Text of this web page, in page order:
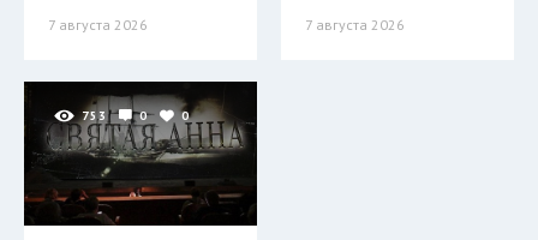
7 августа 2026 7 августа 2026
753 0 0